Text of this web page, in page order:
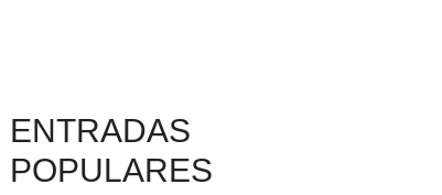
ENTRADAS
POPULARES